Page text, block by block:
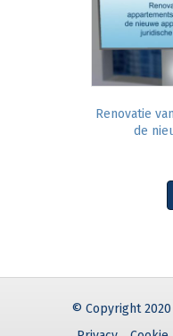
Renovatie
de
© Copyright